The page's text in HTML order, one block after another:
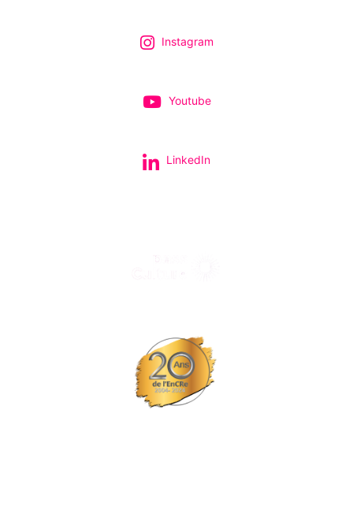
Instagram
Youtube
LinkedIn